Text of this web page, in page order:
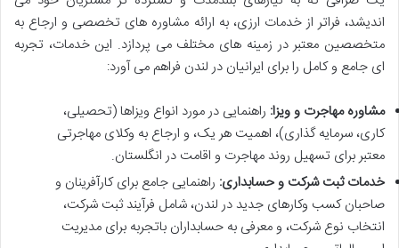
اندیشد، فراتر از خدمات ارزی، به ارائه مشاوره های تخصصی و ارجاع به
متخصصین معتبر در زمینه های مختلف می پردازد. این خدمات، تجربه
ای جامع و کامل را برای ایرانیان در لندن فراهم می آورد:
مشاوره مهاجرت و ویزا: راهنمایی در مورد انواع ویزاها (تحصیلی،
کاری، سرمایه گذاری)، اهمیت هر یک، و ارجاع به وکلای مهاجرتی
معتبر برای تسهیل روند مهاجرت و اقامت در انگلستان.
خدمات ثبت شرکت و حسابداری: راهنمایی جامع برای کارآفرینان و
صاحبان کسب وکارهای جدید در لندن، شامل فرآیند ثبت شرکت،
انتخاب نوع شرکت، و معرفی به حسابداران باتجربه برای مدیریت